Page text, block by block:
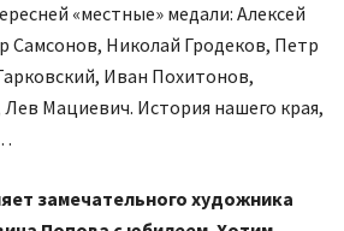
«местные» медали: Алексей
Самсонов, Николай Гродеков, Петр
Иван Похитонов,
Мациевич. История нашего края,
замечательного художника